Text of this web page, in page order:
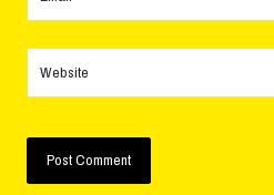
Website